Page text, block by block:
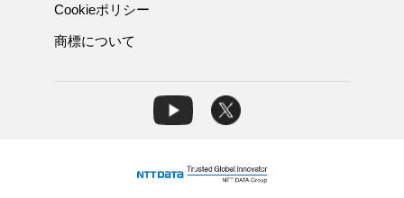
Cookieポリシー
商標について